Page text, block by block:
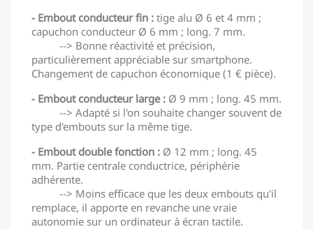
- Embout conducteur fin : tige alu Ø 6 et 4 mm ;
capuchon conducteur Ø 6 mm ; long. 7 mm.
--> Bonne réactivité et précision,
particulièrement appréciable sur smartphone.
Changement de capuchon économique (1 € pièce).
- Embout conducteur large : Ø 9 mm ; long. 45 mm.
--> Adapté si l'on souhaite changer souvent de
type d'embouts sur la même tige.
- Embout double fonction : Ø 12 mm ; long. 45
mm. Partie centrale conductrice, périphérie
adhérente.
--> Moins efficace que les deux embouts qu'il
remplace, il apporte en revanche une vraie
autonomie sur un ordinateur à écran tactile.